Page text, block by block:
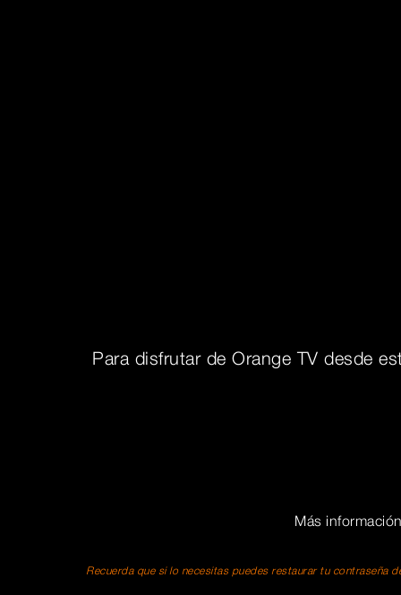
Para disfrutar de Orange TV desde
Más
Recuerda que si lo necesitas puedes restaurar tu contraseña